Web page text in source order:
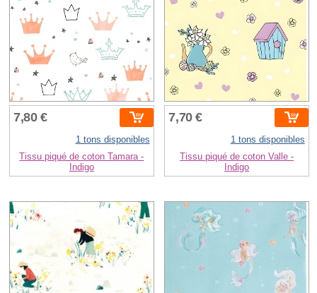
7,80 €
1 tons disponibles
Tissu piqué de coton Tamara -
Indigo
7,70 €
1 tons disponibles
Tissu piqué de coton Valle -
Indigo